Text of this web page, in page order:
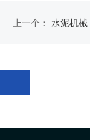
上一个： 水泥机械